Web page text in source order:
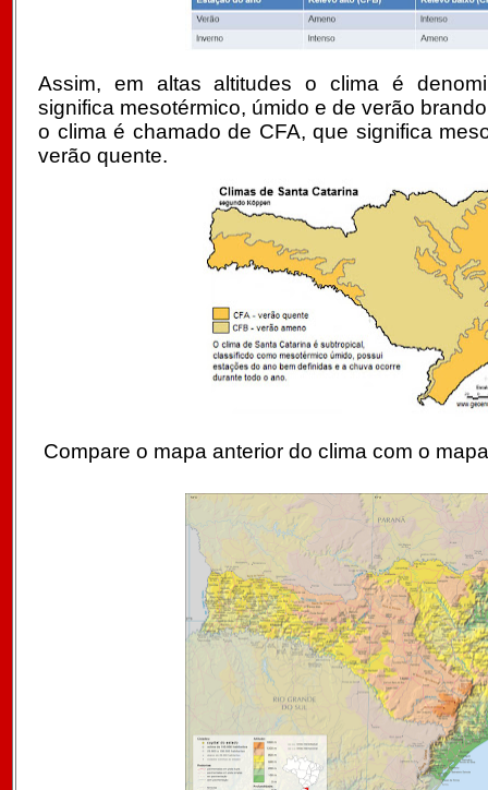
Assim, em altas altitudes o clima é
significa mesotérmico, úmido e de verão
o clima é chamado de CFA, que significa
verão quente.
Compare o mapa anterior do clima com o